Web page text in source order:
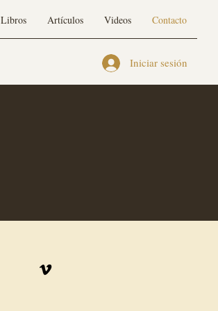
Libros Artículos Videos Contacto
Iniciar sesión